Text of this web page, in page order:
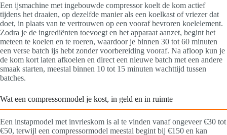
Een ijsmachine met ingebouwde compressor koelt de kom actief
tijdens het draaien, op dezelfde manier als een koelkast of vriezer dat
doet, in plaats van te vertrouwen op een vooraf bevroren koelelement.
Zodra je de ingrediënten toevoegt en het apparaat aanzet, begint het
meteen te koelen en te roeren, waardoor je binnen 30 tot 60 minuten
een verse batch ijs hebt zonder voorbereiding vooraf. Na afloop kun je
de kom kort laten afkoelen en direct een nieuwe batch met een andere
smaak starten, meestal binnen 10 tot 15 minuten wachttijd tussen
batches.
Wat een compressormodel je kost, in geld en in ruimte
Een instapmodel met invrieskom is al te vinden vanaf ongeveer €30 tot
€50, terwijl een compressormodel meestal begint bij €150 en kan